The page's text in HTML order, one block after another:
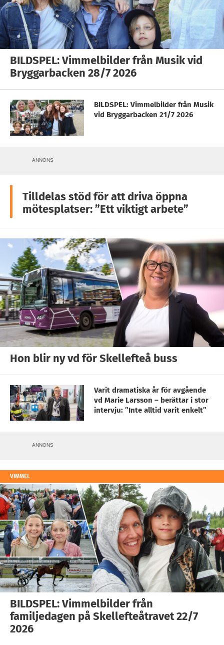
BILDSPEL: Vimmelbilder från Musik vid
Bryggarbacken 28/7 2026
BILDSPEL: Vimmelbilder från Musik
vid Bryggarbacken 21/7 2026
ANNONS
Tilldelas stöd för att driva öppna
mötesplatser: ”Ett viktigt arbete”
Hon blir ny vd för Skellefteå buss
Varit dramatiska år för avgående
vd Marie Larsson – berättar i stor
intervju: ”Inte alltid varit enkelt”
ANNONS
VIMMEL
BILDSPEL: Vimmelbilder från
familjedagen på Skellefteåtravet 22/7
2026